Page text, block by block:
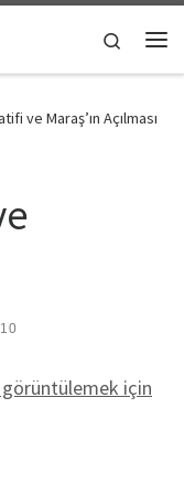
Search
ve Maraş’ın Açılması
için